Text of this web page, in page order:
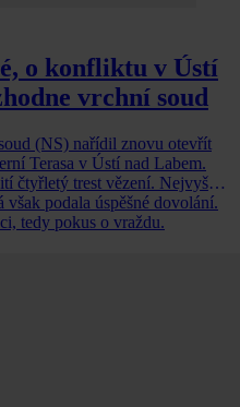
o konfliktu v Ústí
vrchní soud
(NS) nařídil znovu otevřít
Terasa v Ústí nad Labem.
čtyřletý trest vězení. Nejvyšší
podala úspěšné dovolání.
tedy pokus o vraždu.